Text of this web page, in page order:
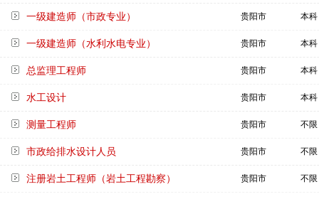
一级建造师（市政专业） 贵阳市 本科
一级建造师（水利水电专业） 贵阳市 本科
总监理工程师 贵阳市 本科
水工设计 贵阳市 本科
测量工程师 贵阳市 不限
市政给排水设计人员 贵阳市 不限
注册岩土工程师（岩土工程勘察） 贵阳市 不限